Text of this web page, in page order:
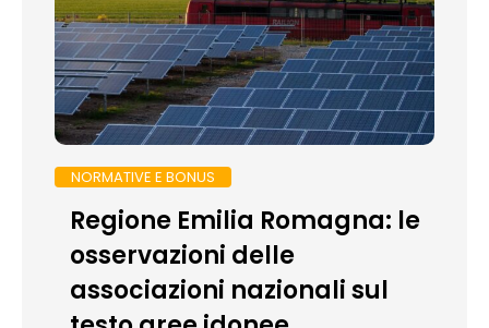
NORMATIVE E BONUS
Regione Emilia Romagna: le
osservazioni delle
associazioni nazionali sul